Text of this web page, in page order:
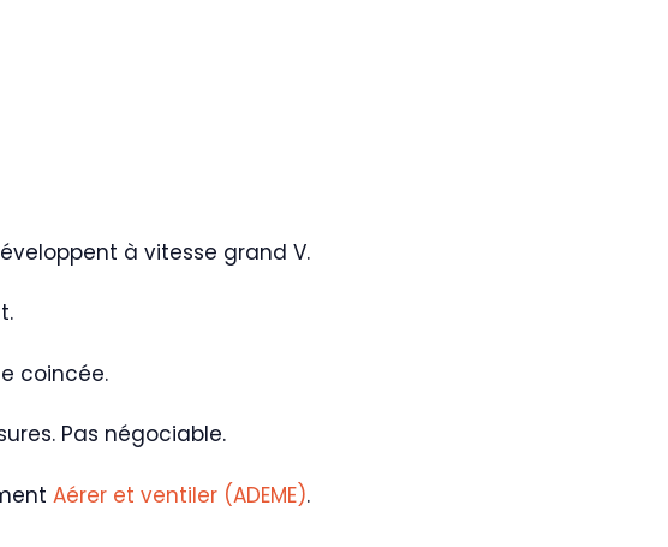
à vitesse grand V.
coincée.
Pas négociable.
Aérer et ventiler (ADEME).